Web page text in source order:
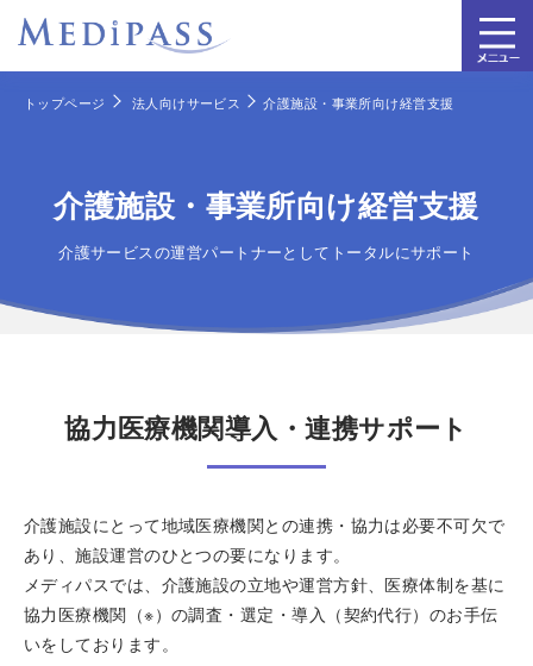
トップページ 法人向けサービス 介護施設・事業所向け経営支援
介護施設・事業所向け経営支援
介護サービスの運営パートナーとしてトータルにサポート
協力医療機関導入・連携サポート
介護施設にとって地域医療機関との連携・協力は必要不可欠で
あり、施設運営のひとつの要になります。
メディパスでは、介護施設の立地や運営方針、医療体制を基に
協力医療機関（※）の調査・選定・導入（契約代行）のお手伝
いをしております。